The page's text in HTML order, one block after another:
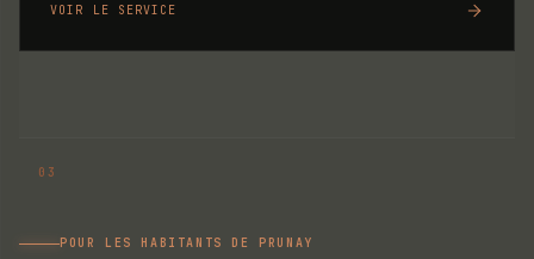
VOIR LE SERVICE
POUR LES HABITANTS DE PRUNAY